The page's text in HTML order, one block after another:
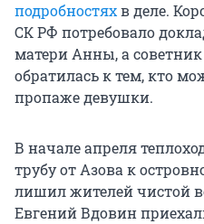
подробностяхв деле.
СК РФ потребовало
матери Анны, а
обратилась к тем, кто
пропаже девушки.
В начале апреля
трубу от Азова к
лишил жителей чистой
Евгений Вдовин